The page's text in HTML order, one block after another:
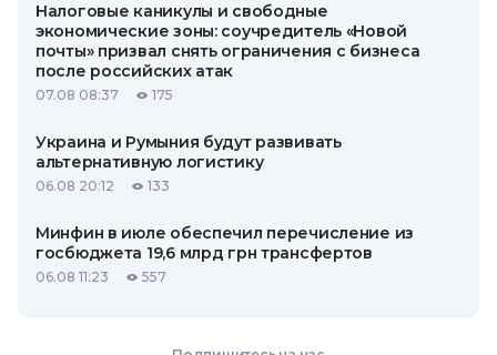
Налоговые каникулы и свободные
экономические зоны: соучредитель «Новой
почты» призвал снять ограничения с бизнеса
после российских атак
07.08 08:37 175
Украина и Румыния будут развивать
альтернативную логистику
06.08 20:12 133
Минфин в июле обеспечил перечисление из
госбюджета 19,6 млрд грн трансфертов
06.08 11:23 557